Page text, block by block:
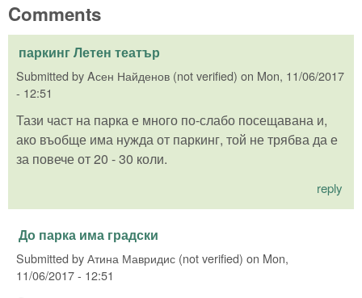
Comments
паркинг Летен театър
Submitted byAсен Найденов (not verified) on Mon, 11/06/2017
- 12:51
Тази част на парка е много по-слабо посещавана и,
ако въобще има нужда от паркинг, той не трябва да е
за повече от 20 - 30 коли.
reply
До парка има градски
Submitted byАтина Мавридис (not verified) on Mon,
11/06/2017 - 12:51